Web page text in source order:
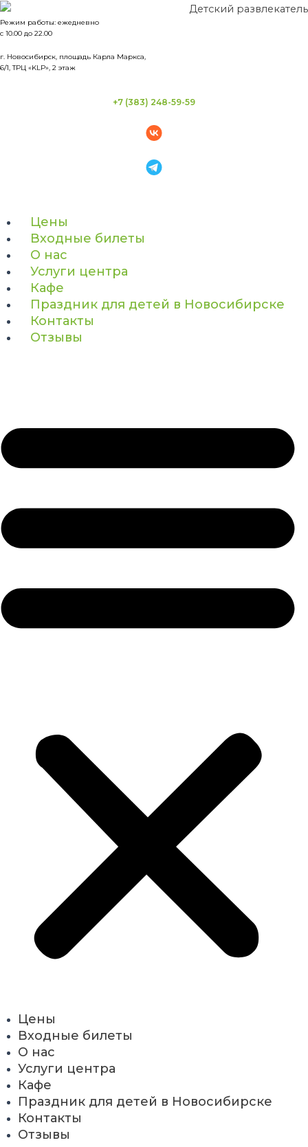
Перейти
к
содержимому
Режим работы: ежедневно
с 10.00 до 22.00
г. Новосибирск, площадь Карла Маркса,
6/1, ТРЦ «KLP», 2 этаж
+7 (383) 248-59-59
Цены
Входные билеты
О нас
Услуги центра
Кафе
Праздник для детей в Новосибирске
Контакты
Отзывы
Цены
Входные билеты
О нас
Услуги центра
Кафе
Праздник для детей в Новосибирске
Контакты
Отзывы